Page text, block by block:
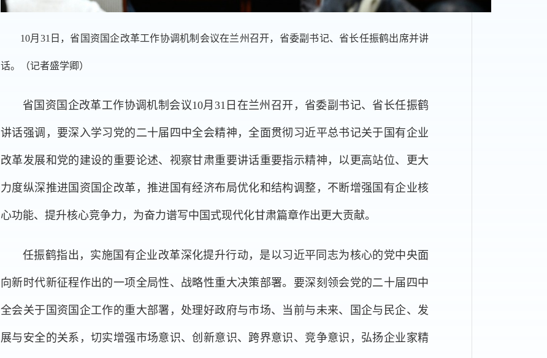
10月31日，省国资国企改革工作协调机制会议在兰州召开，省委副书记、省长任振鹤出席并讲
话。（记者盛学卿）
省国资国企改革工作协调机制会议10月31日在兰州召开，省委副书记、省长任振鹤
讲话强调，要深入学习党的二十届四中全会精神，全面贯彻习近平总书记关于国有企业
改革发展和党的建设的重要论述、视察甘肃重要讲话重要指示精神，以更高站位、更大
力度纵深推进国资国企改革，推进国有经济布局优化和结构调整，不断增强国有企业核
心功能、提升核心竞争力，为奋力谱写中国式现代化甘肃篇章作出更大贡献。
任振鹤指出，实施国有企业改革深化提升行动，是以习近平同志为核心的党中央面
向新时代新征程作出的一项全局性、战略性重大决策部署。要深刻领会党的二十届四中
全会关于国资国企工作的重大部署，处理好政府与市场、当前与未来、国企与民企、发
展与安全的关系，切实增强市场意识、创新意识、跨界意识、竞争意识，弘扬企业家精